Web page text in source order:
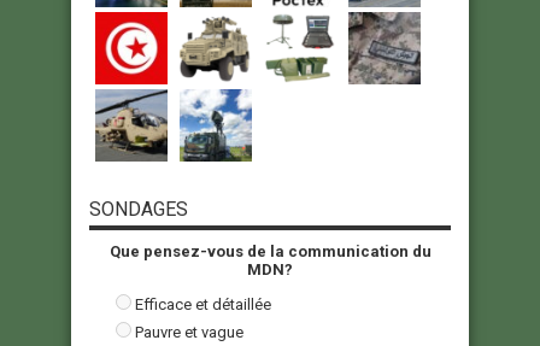
SONDAGES
Que pensez-vous de la communication du
MDN?
Efficace et détaillée
Pauvre et vague